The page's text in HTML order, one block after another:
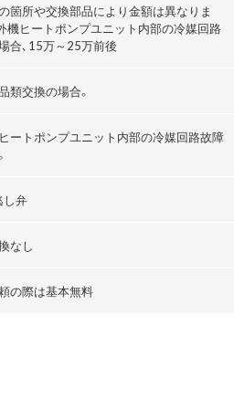
箇所や交換部品により金額は異なりま
機ヒートポンプユニット内部の冷媒回路
合､15万～25万前後
類交換の場合。
ートポンプユニット内部の冷媒回路故障
し弁
なし
の際は基本無料